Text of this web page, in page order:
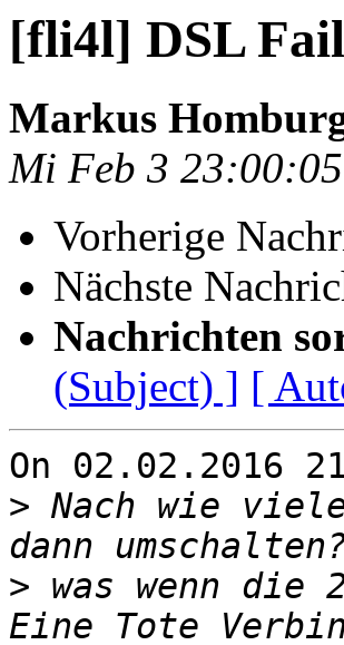
[fli4l] DSL
Markus
Mi Feb 3
Vorherige
Nächste
Nachrichten
(Subject) ] [
On 02.02.2016
> Nach wie
> was wenn die